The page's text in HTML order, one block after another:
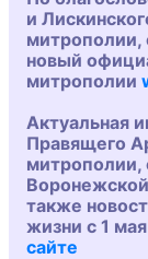
и
митрополии,
новый
митрополии
Актуальная
Правящего
митрополии,
также
жизни с 1
сайте